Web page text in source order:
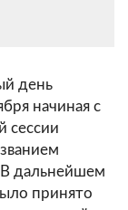
день
начиная с
сессии
дальнейшем
принято